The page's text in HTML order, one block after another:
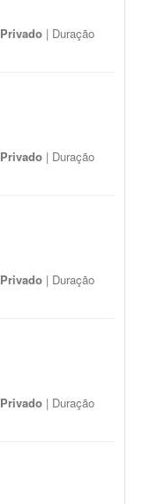
Privado | Duração
Privado | Duração
Privado | Duração
Privado | Duração